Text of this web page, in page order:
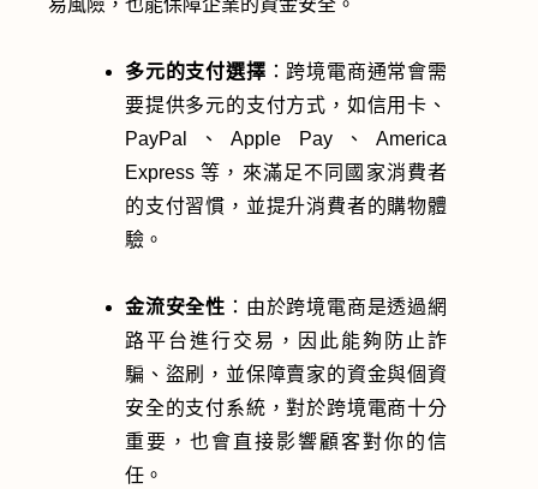
多元的支付選擇 ：跨境電商通常會需
要提供多元的支付方式，如信用卡、
PayPal、Apple Pay、America
Express 等，來滿足不同國家消費者
的支付習慣，並提升消費者的購物體
驗。
金流安全性 ：由於跨境電商是透過網
路平台進行交易，因此能夠防止詐
騙、盜刷，並保障賣家的資金與個資
安全的支付系統，對於跨境電商十分
重要，也會直接影響顧客對你的信
任。